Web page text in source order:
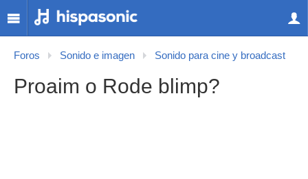
Foros Sonido e imagen Sonido para cine y broadcast
Proaim o Rode blimp?